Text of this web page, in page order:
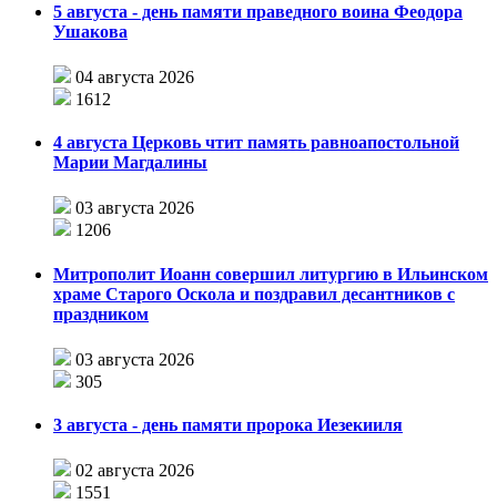
5 августа - день памяти праведного воина Феодора
Ушакова
04 августа 2026
1612
4 августа Церковь чтит память равноапостольной
Марии Магдалины
03 августа 2026
1206
Митрополит Иоанн совершил литургию в Ильинском
храме Старого Оскола и поздравил десантников с
праздником
03 августа 2026
305
3 августа - день памяти пророка Иезекииля
02 августа 2026
1551